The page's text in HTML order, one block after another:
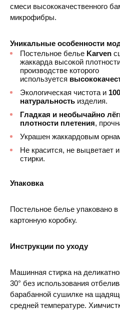
смеси высококачественного
микрофибры.
Уникальные особенности
Постельное белье Karven
жаккарда высокой
производстве которого
используется
Экологическая чистота и
натуральность изделия.
Гладкая и необычайно
плотности плетения,
Украшен жаккардовым
Не красится, не выцветает
стирки.
Упаковка
Постельное белье упаковано
картонную коробку.
Инструкции по уходу
Машинная стирка на
30° без использования
барабанной сушилке на
средней температуре.